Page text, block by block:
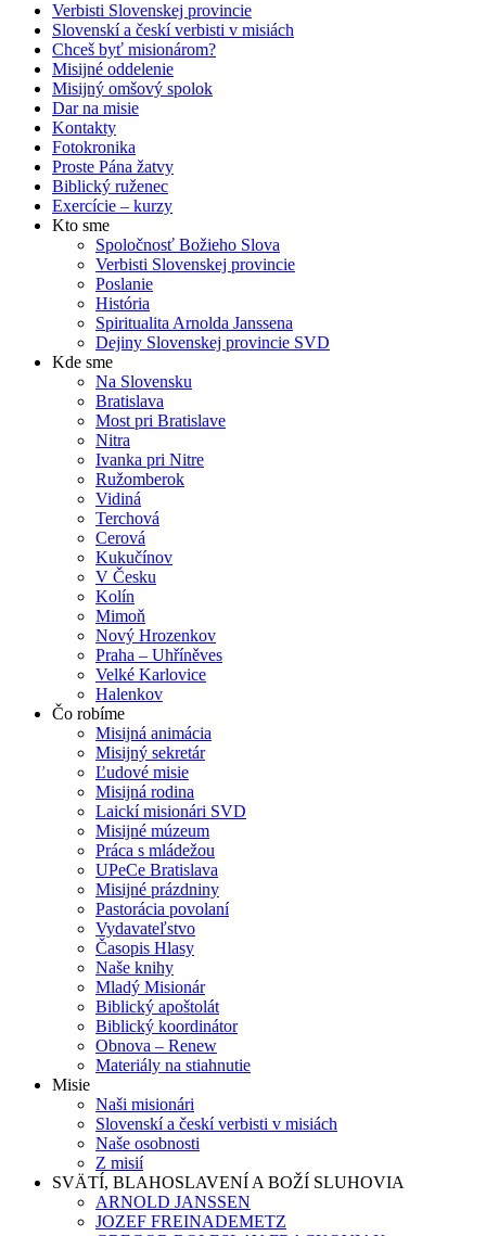
Verbisti Slovenskej provincie
Slovenskí a českí verbisti v misiách
Chceš byť misionárom?
Misijné oddelenie
Misijný omšový spolok
Dar na misie
Kontakty
Fotokronika
Proste Pána žatvy
Biblický ruženec
Exercície – kurzy
Kto sme
Spoločnosť Božieho Slova
Verbisti Slovenskej provincie
Poslanie
História
Spiritualita Arnolda Janssena
Dejiny Slovenskej provincie SVD
Kde sme
Na Slovensku
Bratislava
Most pri Bratislave
Nitra
Ivanka pri Nitre
Ružomberok
Vidiná
Terchová
Cerová
Kukučínov
V Česku
Kolín
Mimoň
Nový Hrozenkov
Praha – Uhříněves
Velké Karlovice
Halenkov
Čo robíme
Misijná animácia
Misijný sekretár
Ľudové misie
Misijná rodina
Laickí misionári SVD
Misijné múzeum
Práca s mládežou
UPeCe Bratislava
Misijné prázdniny
Pastorácia povolaní
Vydavateľstvo
Časopis Hlasy
Naše knihy
Mladý Misionár
Biblický apoštolát
Biblický koordinátor
Obnova – Renew
Materiály na stiahnutie
Misie
Naši misionári
Slovenskí a českí verbisti v misiách
Naše osobnosti
Z misií
SVÄTÍ, BLAHOSLAVENÍ A BOŽÍ SLUHOVIA
ARNOLD JANSSEN
JOZEF FREINADEMETZ